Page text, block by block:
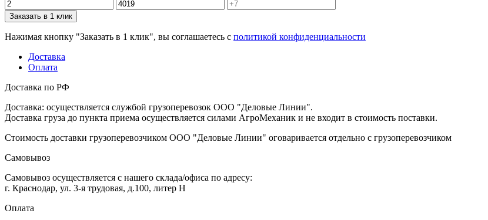
Заказать в 1 клик
Нажимая кнопку "Заказать в 1 клик", вы соглашаетесь с политикой конфиденциальности
Доставка
Оплата
Доставка по РФ
Доставка: осуществляется службой грузоперевозок ООО "Деловые Линии".
Доставка груза до пункта приема осуществляется силами АгроМеханик и не входит в стоимость поставки.
Стоимость доставки грузоперевозчиком ООО "Деловые Линии" оговаривается отдельно с грузоперевозчиком
Самовывоз
Самовывоз осуществляется с нашего склада/офиса по адресу:
г. Краснодар, ул. 3-я трудовая, д.100, литер Н
Оплата